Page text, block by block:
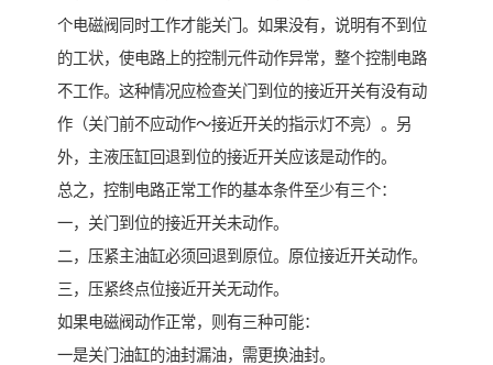
个电磁阀同时工作才能关门。如果没有，说明有不到位
的工状，使电路上的控制元件动作异常，整个控制电路
不工作。这种情况应检查关门到位的接近开关有没有动
作（关门前不应动作～接近开关的指示灯不亮）。另
外，主液压缸回退到位的接近开关应该是动作的。
总之，控制电路正常工作的基本条件至少有三个：
一，关门到位的接近开关未动作。
二，压紧主油缸必须回退到原位。原位接近开关动作。
三，压紧终点位接近开关无动作。
如果电磁阀动作正常，则有三种可能：
一是关门油缸的油封漏油，需更换油封。